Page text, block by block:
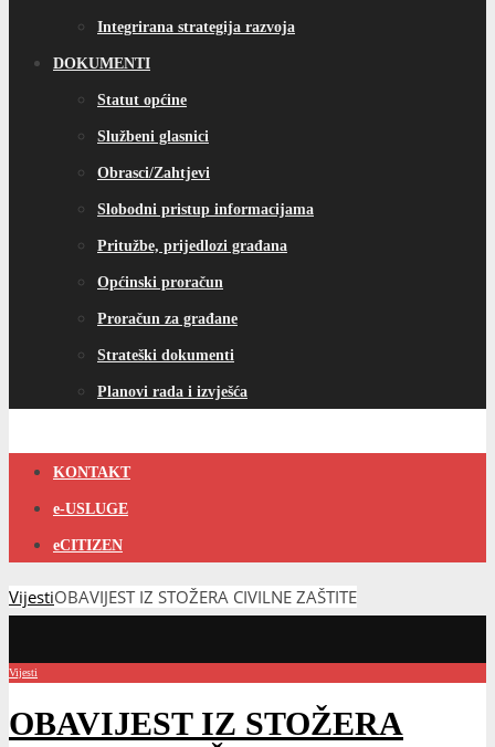
Integrirana strategija razvoja
DOKUMENTI
Statut općine
Službeni glasnici
Obrasci/Zahtjevi
Slobodni pristup informacijama
Pritužbe, prijedlozi građana
Općinski proračun
Proračun za građane
Strateški dokumenti
Planovi rada i izvješća
KONTAKT
e-USLUGE
eCITIZEN
VijestiOBAVIJEST IZ STOŽERA CIVILNE ZAŠTITE
Vijesti
OBAVIJEST IZ STOŽERA